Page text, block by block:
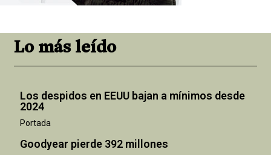
Lo más leído
Los despidos en EEUU bajan a mínimos desde
2024
Portada
Goodyear pierde 392 millones